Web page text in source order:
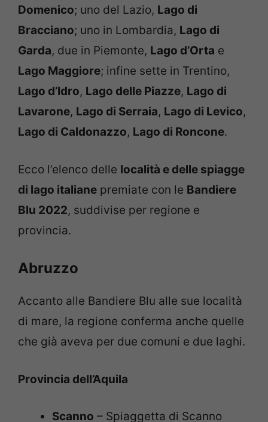
Domenico; uno del Lazio, Lago di
Bracciano; uno in Lombardia, Lago di
Garda, due in Piemonte, Lago d’Orta e
Lago Maggiore; infine sette in Trentino,
Lago d’Idro, Lago delle Piazze, Lago di
Lavarone, Lago di Serraia, Lago di Levico,
Lago di Caldonazzo, Lago di Roncone.
Ecco l’elenco delle località e delle spiagge
di lago italiane premiate con le Bandiere
Blu 2022, suddivise per regione e
provincia.
Abruzzo
Accanto alle Bandiere Blu alle sue località
di mare, la regione conferma anche quelle
che già aveva per due comuni e due laghi.
Provincia dell’Aquila
Scanno – Spiaggetta di Scanno